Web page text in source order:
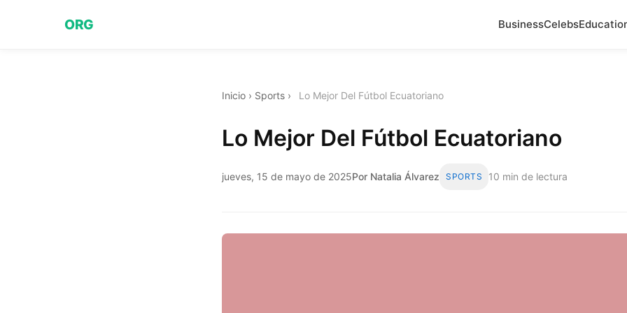
ORG BusinessCelebs
Inicio › Sports › Lo Mejor Del Fútbol Ecuatoriano
Lo Mejor Del Fútbol Ecuatoriano
jueves, 15 de mayo de 2025Por Natalia Álvarez SPORTS 10 min de lectura